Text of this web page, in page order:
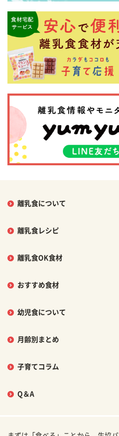
離乳食について
離乳食レシピ
離乳食OK食材
おすすめ食材
幼児食について
月齢別まとめ
子育てコラム
Q＆A